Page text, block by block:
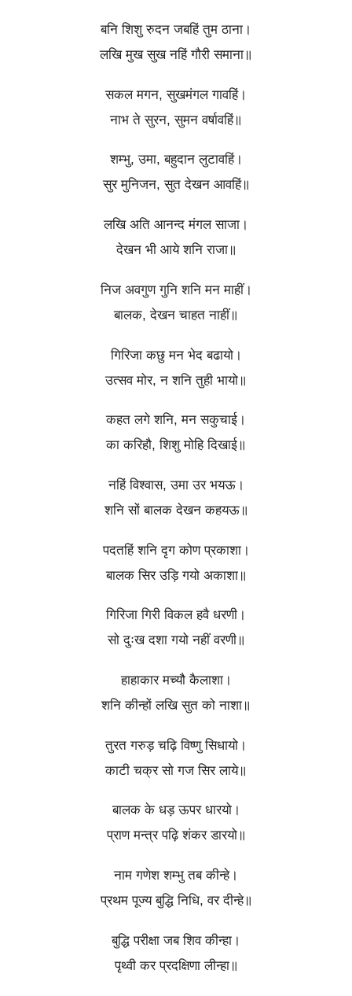
बनि शिशु रुदन जबहिं तुम ठाना।
लखि मुख सुख नहिं गौरी समाना॥
सकल मगन, सुखमंगल गावहिं।
नाभ ते सुरन, सुमन वर्षावहिं॥
शम्भु, उमा, बहुदान लुटावहिं।
सुर मुनिजन, सुत देखन आवहिं॥
लखि अति आनन्द मंगल साजा।
देखन भी आये शनि राजा॥
निज अवगुण गुनि शनि मन माहीं।
बालक, देखन चाहत नाहीं॥
गिरिजा कछु मन भेद बढायो।
उत्सव मोर, न शनि तुही भायो॥
कहत लगे शनि, मन सकुचाई।
का करिहौ, शिशु मोहि दिखाई॥
नहिं विश्वास, उमा उर भयऊ।
शनि सों बालक देखन कहयऊ॥
पदतहिं शनि दृग कोण प्रकाशा।
बालक सिर उड़ि गयो अकाशा॥
गिरिजा गिरी विकल हवै धरणी।
सो दुःख दशा गयो नहीं वरणी॥
हाहाकार मच्यौ कैलाशा।
शनि कीन्हों लखि सुत को नाशा॥
तुरत गरुड़ चढ़ि विष्णु सिधायो।
काटी चक्र सो गज सिर लाये॥
बालक के धड़ ऊपर धारयो।
प्राण मन्त्र पढ़ि शंकर डारयो॥
नाम गणेश शम्भु तब कीन्हे।
प्रथम पूज्य बुद्धि निधि, वर दीन्हे॥
बुद्धि परीक्षा जब शिव कीन्हा।
पृथ्वी कर प्रदक्षिणा लीन्हा॥